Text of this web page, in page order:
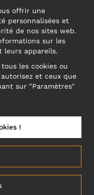
OÜ
Tallinn
(FR)
offrir une
personnalisées et
de nos sites web.
sur les
leurs appareils.
les cookies ou
et ceux que
sur "Paramètres"
!